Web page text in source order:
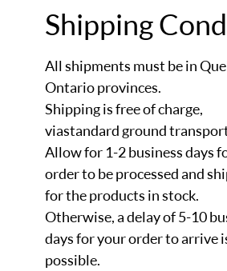
Shipping
All shipments must be in
Ontario provinces.
Shipping is free of charge,
via standard ground
Allow for 1-2 business days
order to be processed and
for the products in stock.
Otherwise, a delay of 5-10
days for your order to arrive
possible.